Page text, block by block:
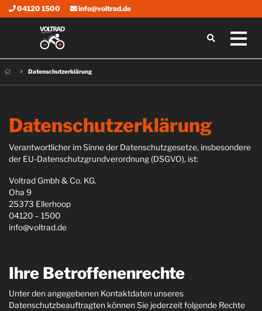
04120 1500 info@voltrad.de
Datenschutzerklärung
Datenschutzerklärung
Verantwortlicher im Sinne der Datenschutzgesetze, insbesondere
der EU-Datenschutzgrundverordnung (DSGVO), ist:
Voltrad Gmbh & Co. KG.
Oha 9
25373 Ellerhoop
04120 – 1500
info@voltrad.de
Ihre Betroffenenrechte
Unter den angegebenen Kontaktdaten unseres
Datenschutzbeauftragten können Sie jederzeit folgende Rechte